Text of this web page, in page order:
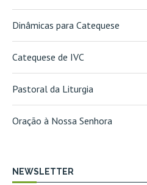
Dinâmicas para Catequese
Catequese de IVC
Pastoral da Liturgia
Oração à Nossa Senhora
NEWSLETTER